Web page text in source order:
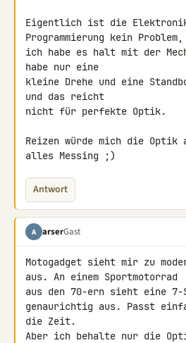
Eigentlich ist die
Programmierung kein Problem,
ich habe es halt mit der
habe nur eine
kleine Drehe und eine
und das reicht
nicht für perfekte Optik.
Reizen würde mich die Optik
alles Messing ;)
Antwort
A arserGast
Motogadget sieht mir zu
aus. An einem Sportmotorrad
aus den 70-ern sieht eine 7-
genaurichtig aus. Passt
die Zeit.
Aber ich behalte nur die